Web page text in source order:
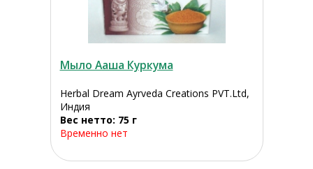
Мыло Ааша Куркума
Herbal Dream Ayrveda Creations PVT.Ltd,
Индия
Вес нетто: 75 г
Временно нет